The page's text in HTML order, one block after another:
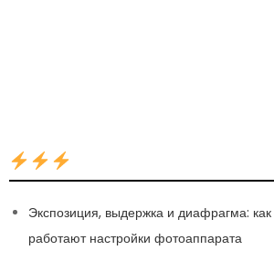
Экспозиция, выдержка и диафрагма: как
работают настройки фотоаппарата